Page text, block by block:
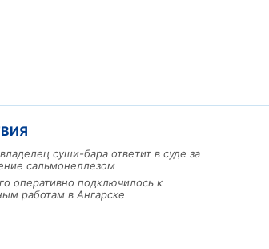
суши-бара ответит в суде за
сальмонеллезом
оперативно подключилось к
работам в Ангарске